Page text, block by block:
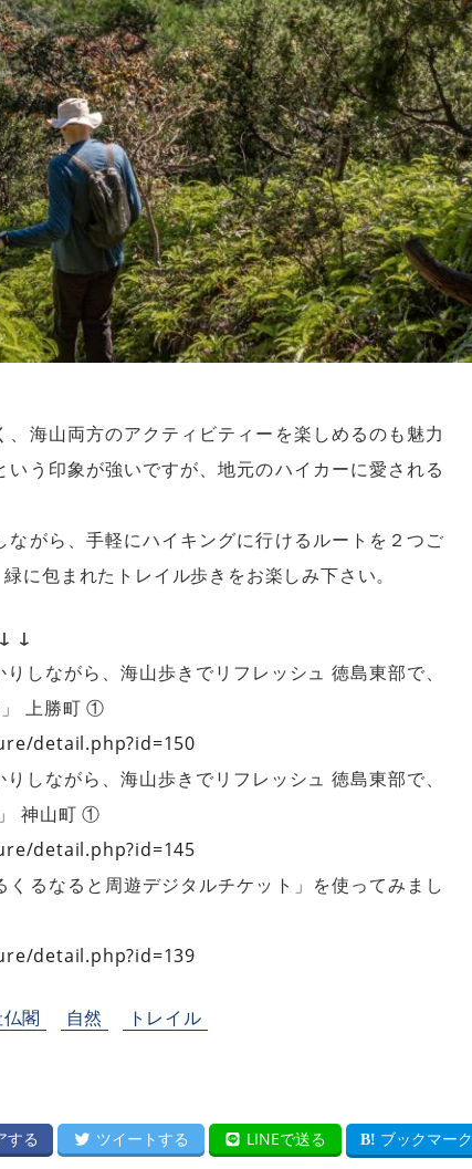
海山両方のアクティビティーを楽しめるのも魅力
う印象が強いですが、地元のハイカーに愛される
がら、手軽にハイキングに行けるルートを２つご
に包まれたトレイル歩きをお楽しみ下さい。
↓
しながら、海山歩きでリフレッシュ 徳島東部で、
上勝町 ①
detail.php?id=150
しながら、海山歩きでリフレッシュ 徳島東部で、
神山町 ①
detail.php?id=145
るなると周遊デジタルチケット」を使ってみまし
detail.php?id=139
閣 自然 トレイル
する ツイートする LINEで送る ブックマーク